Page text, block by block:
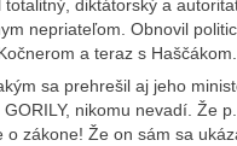
totalitný, diktátorský a
nepriateľom. Obnovil
a teraz s Haščákom.
sa prehrešil aj jeho
nikomu nevadí. Že
o zákone! Že on sám sa